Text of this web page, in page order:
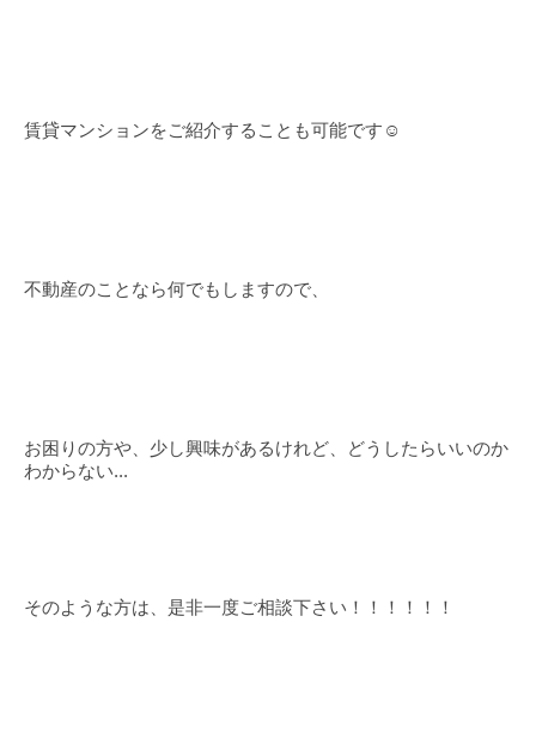
賃貸マンションをご紹介することも可能です☺
不動産のことなら何でもしますので、
お困りの方や、少し興味があるけれど、どうしたらいいのか
わからない...
そのような方は、是非一度ご相談下さい！！！！！！